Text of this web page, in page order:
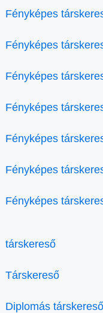
Fényképes
Fényképes
Fényképes
Fényképes
Fényképes
Fényképes
Fényképes
társkereső
Társkereső
Diplomás társkereső